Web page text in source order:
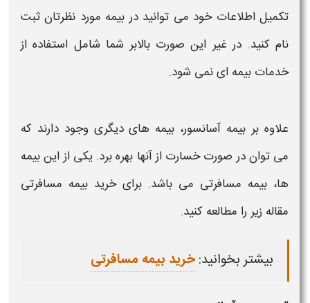
تکمیل اطلاعات خود می توانید در بیمه مورد نظرتان ثبت
نام کنید. در غیر این صورت بالابر شما شامل استفاده از
خدمات بیمه ای نمی شود.
علاوه بر بیمه آسانسور، بیمه های دیگری وجود دارند که
می توان در صورت خسارت از آنها بهره برد. یکی از این بیمه
ها، بیمه مسافرتی می باشد. برای خرید بیمه مسافرتی
مقاله زیر را مطالعه کنید.
بیشتر بخوانید:خرید بیمه مسافرتی